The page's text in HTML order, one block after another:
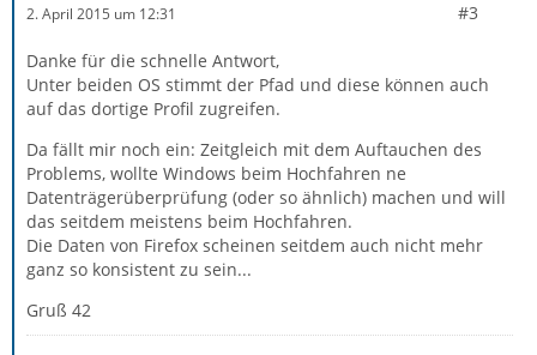
2. April 2015 um 12:31 #3
Danke für die schnelle Antwort,
Unter beiden OS stimmt der Pfad und diese können auch
auf das dortige Profil zugreifen.
Da fällt mir noch ein: Zeitgleich mit dem Auftauchen des
Problems, wollte Windows beim Hochfahren ne
Datenträgerüberprüfung (oder so ähnlich) machen und will
das seitdem meistens beim Hochfahren.
Die Daten von Firefox scheinen seitdem auch nicht mehr
ganz so konsistent zu sein...
Gruß 42